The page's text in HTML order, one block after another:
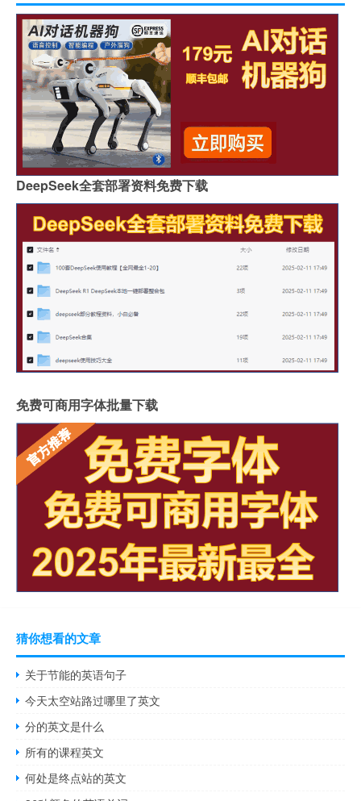
DeepSeek全套部署资料免费下载
免费可商用字体批量下载
猜你想看的文章
关于节能的英语句子
今天太空站路过哪里了英文
分的英文是什么
所有的课程英文
何处是终点站的英文